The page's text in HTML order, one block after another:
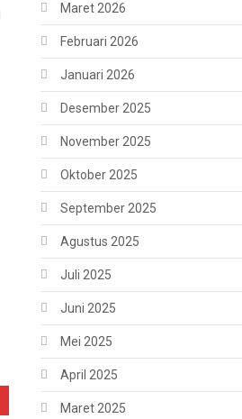
Maret 2026
Februari 2026
Januari 2026
Desember 2025
November 2025
Oktober 2025
September 2025
Agustus 2025
Juli 2025
Juni 2025
Mei 2025
April 2025
Maret 2025